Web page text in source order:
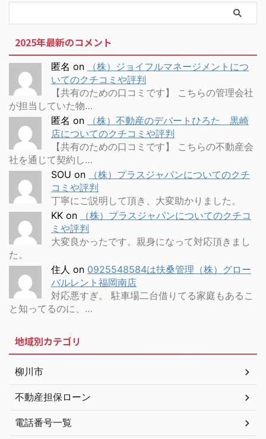
2025年最新のコメント
匿名 on
（株）ジョイフルマネージメントにつ
いてのクチコミや評判
【共有のための口コミです】 こちらの管理会社
が担当していた物…
匿名 on
（株）不動産のデパートひろた 黒崎
店についてのクチコミや評判
【共有のための口コミです】 こちらの不動産会
社を通じて契約し…
SOU on
（株）プラスジャパンについてのクチ
コミや評判
丁寧にご説明して頂き、大変助かりました。
KK on
（株）プラスジャパンについてのクチコ
ミや評判
大変良かったです。親身になって対応頂きまし
た。
住人 on 0925548584は扶桑管理（株）グロー
バルレント福岡南店
対応悪すぎ。 駐車場二台借りてる家庭もあるこ
と知ってるのに、…
地域別カテゴリ
柳川市
不動産担保ローン
電話番号一覧